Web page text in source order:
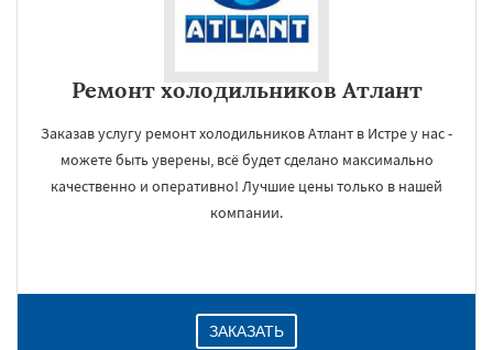
Ремонт холодильников Атлант
Заказав услугу ремонт холодильников Атлант в Истре у нас -
можете быть уверены, всё будет сделано максимально
качественно и оперативно! Лучшие цены только в нашей
компании.
ЗАКАЗАТЬ